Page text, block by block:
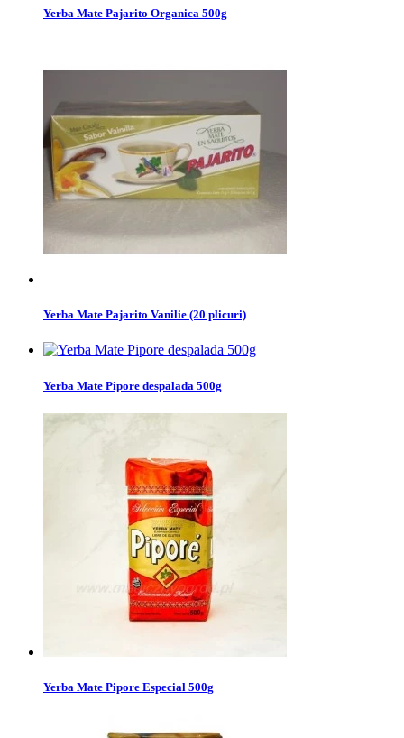
Yerba Mate Pajarito Organica 500g
Yerba Mate Pajarito Vanilie (20 plicuri)
Yerba Mate Pipore despalada 500g
Yerba Mate Pipore Especial 500g